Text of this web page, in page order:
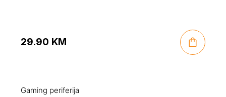
29.90 KM
Gaming periferija